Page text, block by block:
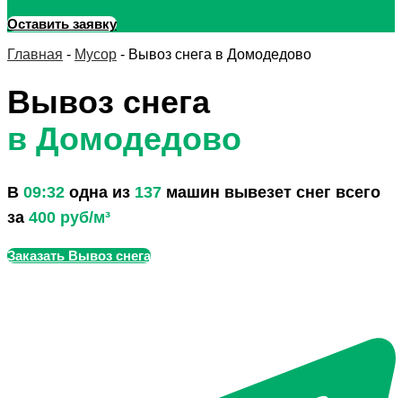
Оставить заявку
Главная - Мусор - Вывоз снега в Домодедово
Вывоз снега
в Домодедово
В 09:32 одна из 137 машин вывезет снег всего
за 400 руб/м³
Заказать Вывоз снега